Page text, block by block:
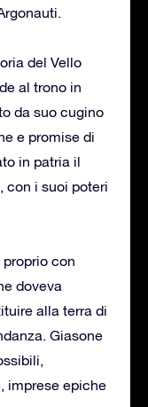
del Vello
al trono in
da suo cugino
e promise di
in patria il
con i suoi poteri
con
doveva
alla terra di
Giasone
imprese epiche